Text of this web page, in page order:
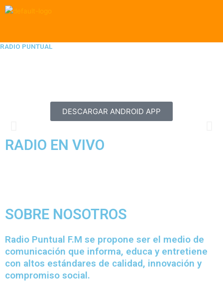
RADIO PUNTUAL
DESCARGAR ANDROID APP
RADIO EN VIVO
SOBRE NOSOTROS
Radio Puntual F.M se propone ser el medio de
comunicación que informa, educa y entretiene
con altos estándares de calidad, innovación y
compromiso social.